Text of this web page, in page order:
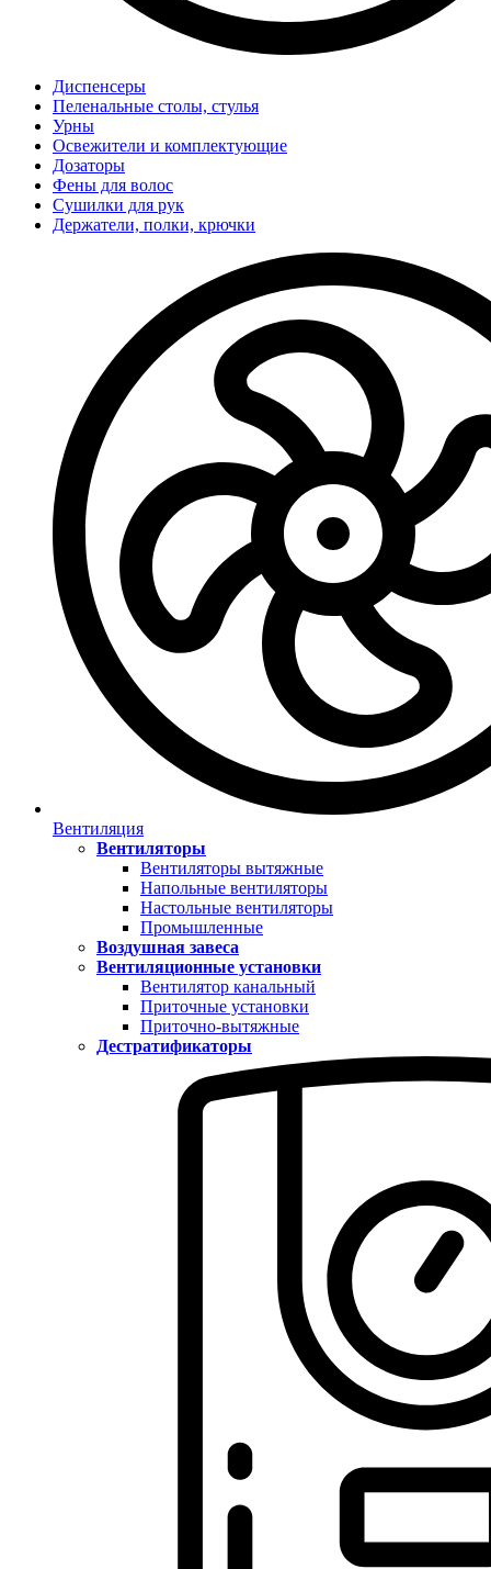
Диспенсеры
Пеленальные столы, стулья
Урны
Освежители и комплектующие
Дозаторы
Фены для волос
Сушилки для рук
Держатели, полки, крючки
Вентиляция
Вентиляторы
Вентиляторы вытяжные
Напольные вентиляторы
Настольные вентиляторы
Промышленные
Воздушная завеса
Вентиляционные установки
Вентилятор канальный
Приточные установки
Приточно-вытяжные
Дестратификаторы